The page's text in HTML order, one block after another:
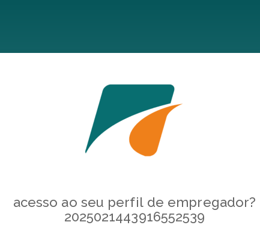
acesso ao seu perfil de empregador?
2025021443916552539